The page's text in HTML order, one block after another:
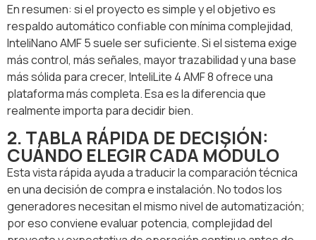
En resumen: si el proyecto es simple y el objetivo es
respaldo automático confiable con mínima complejidad,
InteliNano AMF 5 suele ser suficiente. Si el sistema exige
más control, más señales, mayor trazabilidad y una base
más sólida para crecer, InteliLite 4 AMF 8 ofrece una
plataforma más completa. Esa es la diferencia que
realmente importa para decidir bien.
2. TABLA RÁPIDA DE DECISIÓN:
CUÁNDO ELEGIR CADA MÓDULO
Esta vista rápida ayuda a traducir la comparación técnica
en una decisión de compra e instalación. No todos los
generadores necesitan el mismo nivel de automatización;
por eso conviene evaluar potencia, complejidad del